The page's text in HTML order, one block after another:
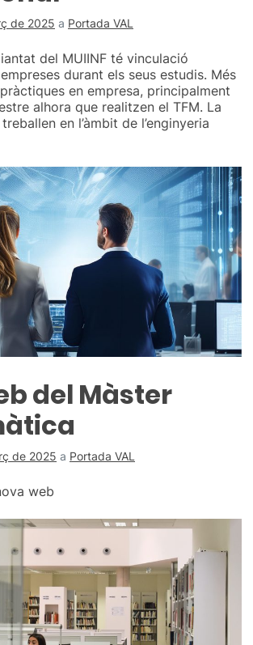
de 2025 a Portada VAL
del MUIINF té vinculació
durant els seus estudis. Més
en empresa, principalment
alhora que realitzen el TFM. La
en l’àmbit de l’enginyeria
del Màster
de 2025 a Portada VAL
web